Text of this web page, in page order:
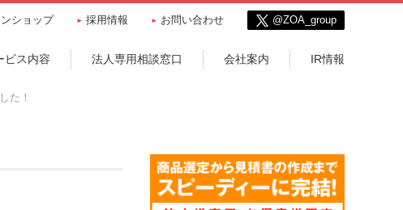
ショップ 採用情報 お問い合わせ @ZOA_group
ビス内容 法人専用相談窓口 会社案内 IR情報
た！